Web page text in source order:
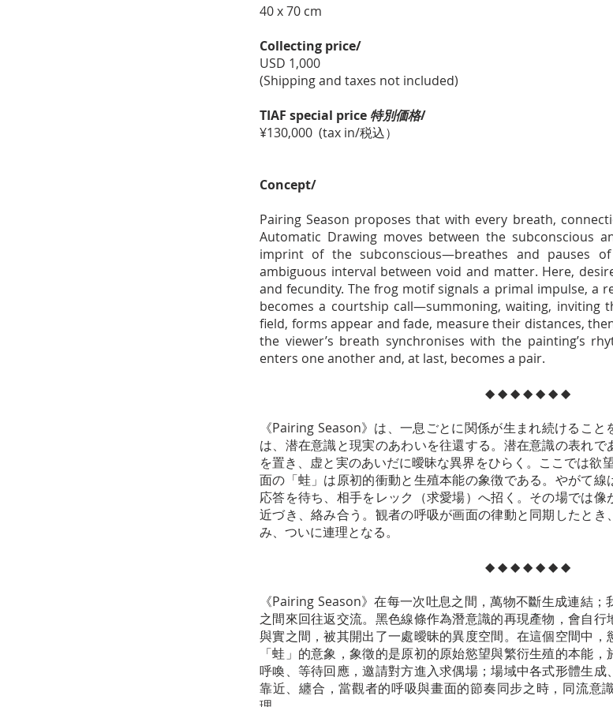
40 x 70 cm
Collecting price/
USD 1,000
(Shipping and taxes not included)
TIAF special price 特別価格/
¥130,000 (tax in/税込）
Concept/
Pairing Season proposes that with every breath,
Automatic Drawing moves between the subconscious
imprint of the subconscious—breathes and pauses
ambiguous interval between void and matter. Here,
and fecundity. The frog motif signals a primal impulse, a
becomes a courtship call—summoning, waiting, inviting
field, forms appear and fade, measure their distances,
the viewer’s breath synchronises with the painting’s
enters one another and, at last, becomes a pair.
​◆​◆​◆​◆​◆​◆​◆
《Pairing Season》は、一息ごとに関係が生まれ続けるこ
は、潜在意識と現実のあわいを往還する。潜在意識の表れ
を置き、虚と実のあいだに曖昧な異界をひらく。ここでは欲
面の「蛙」は原初的衝動と生殖本能の象徴である。やがて線
応答を待ち、相手をレック（求愛場）へ招く。その場では像
近づき、絡み合う。観者の呼吸が画面の律動と同期したと
み、ついに連理となる。
​◆​◆​◆​◆​◆​◆​◆
《Pairing Season》在每一次吐息之間，萬物不斷生成連結
之間來回往返交流。黑色線條作為潛意識的再現產物，會自
與實之間，被其開出了一處曖昧的異度空間。在這個空間中，
「蛙」的意象，象徵的是原初的原始慾望與繁衍生殖的本能
呼喚、等待回應，邀請對方進入求偶場；場域中各式形體生
靠近、纏合，當觀者的呼吸與畫面的節奏同步之時，同流意